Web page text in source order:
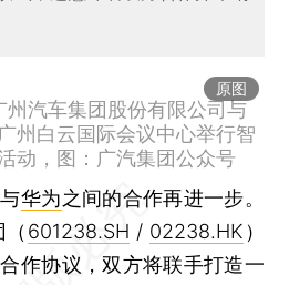
原图
汽车集团股份有限公司与
州白云国际会议中心举行智
动，图：广汽集团公众号
与华为之间的合作再进一步。
601238.SH / 02238.HK ）
作协议，双方将联手打造一